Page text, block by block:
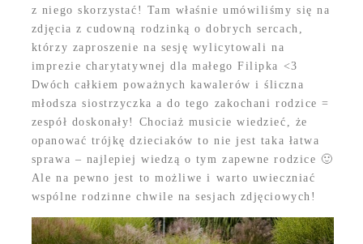
z niego skorzystać! Tam właśnie umówiliśmy się na
zdjęcia z cudowną rodzinką o dobrych sercach,
którzy zaproszenie na sesję wylicytowali na
imprezie charytatywnej dla małego Filipka <3
Dwóch całkiem poważnych kawalerów i śliczna
młodsza siostrzyczka a do tego zakochani rodzice =
zespół doskonały! Chociaż musicie wiedzieć, że
opanować trójkę dzieciaków to nie jest taka łatwa
sprawa – najlepiej wiedzą o tym zapewne rodzice 🙂
Ale na pewno jest to możliwe i warto uwieczniać
wspólne rodzinne chwile na sesjach zdjęciowych!